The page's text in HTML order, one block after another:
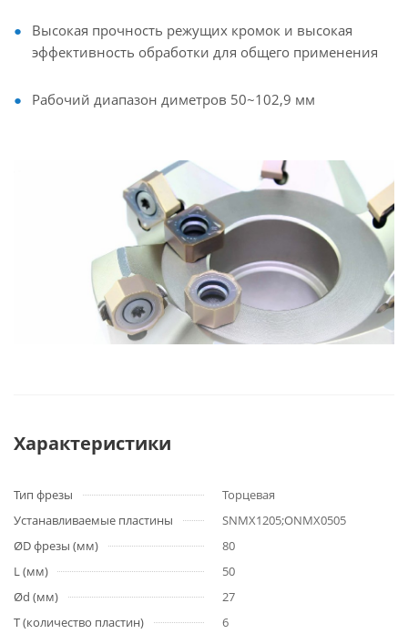
Высокая прочность режущих кромок и высокая
эффективность обработки для общего применения
Рабочий диапазон диметров 50~102,9 мм
Характеристики
Тип фрезы
Торцевая
Устанавливаемые пластины
SNMX1205;ONMX0505
ØD фрезы (мм)
80
L (мм)
50
Ød (мм)
27
T (количество пластин)
6